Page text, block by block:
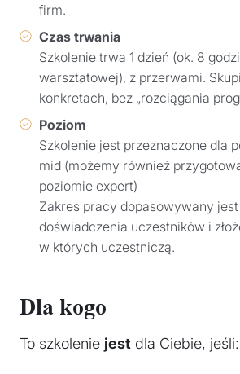
firm.
Czas trwania
Szkolenie trwa 1 dzień (ok. 8
warsztatowej), z przerwami.
konkretach, bez „rozciągania
Poziom
Szkolenie jest przeznaczone dla
mid (możemy również
poziomie expert)
Zakres pracy dopasowywany
doświadczenia uczestników i
w których uczestniczą.
Dla kogo
To szkolenie jest dla Ciebie, jeśli: